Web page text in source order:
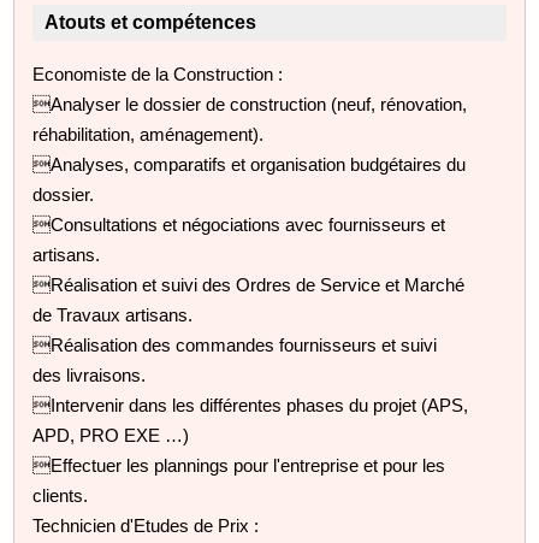
Atouts et compétences
Economiste de la Construction :
Analyser le dossier de construction (neuf, rénovation,
réhabilitation, aménagement).
Analyses, comparatifs et organisation budgétaires du
dossier.
Consultations et négociations avec fournisseurs et
artisans.
Réalisation et suivi des Ordres de Service et Marché
de Travaux artisans.
Réalisation des commandes fournisseurs et suivi
des livraisons.
Intervenir dans les différentes phases du projet (APS,
APD, PRO EXE …)
Effectuer les plannings pour l'entreprise et pour les
clients.
Technicien d'Etudes de Prix :